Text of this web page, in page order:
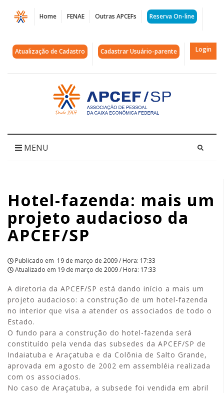
Página
Hotel-
fazenda:
projeto
da
APCEF/SP
Home FENAE Outras APCEFs Reserva On-line
Atualização de Cadastro Cadastrar Usuário-parente Login
Acessar
página
inicial
MENU
Hotel-fazenda: mais um
projeto audacioso da
APCEF/SP
Publicado em 19 de março de 2009 / Hora: 17:33
Atualizado em 19 de março de 2009 / Hora: 17:33
A diretoria da APCEF/SP está dando início a mais um
projeto audacioso: a construção de um hotel-fazenda
no interior que visa a atender os associados de todo o
Estado.
O fundo para a construção do hotel-fazenda será
constituído pela venda das subsedes da APCEF/SP de
Indaiatuba e Araçatuba e da Colônia de Salto Grande,
aprovada em agosto de 2002 em assembléia realizada
com os associados.
No caso de Araçatuba, a subsede foi vendida em abril